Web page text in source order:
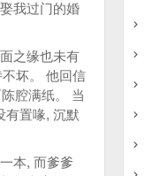
我过门的婚
之缘也未有
坏。 他回信
腔满纸。 当
有置喙, 沉默
本, 而爹爹